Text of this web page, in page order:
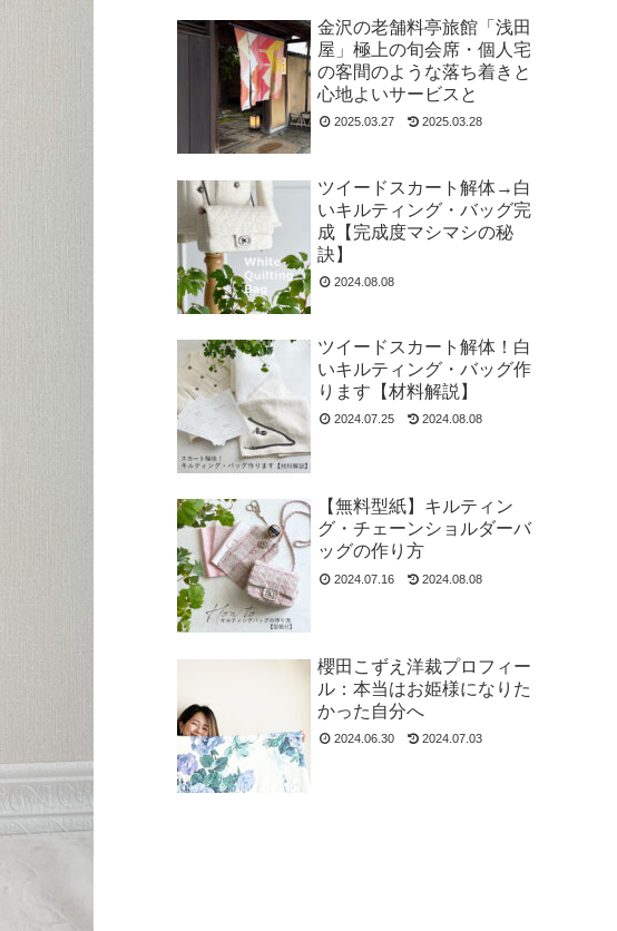
金沢の老舗料亭旅館「浅田
屋」極上の旬会席・個人宅
の客間のような落ち着きと
心地よいサービスと
2025.03.27 2025.03.28
ツイードスカート解体→白
いキルティング・バッグ完
成【完成度マシマシの秘
訣】
2024.08.08
ツイードスカート解体！白
いキルティング・バッグ作
ります【材料解説】
2024.07.25 2024.08.08
【無料型紙】キルティン
グ・チェーンショルダーバ
ッグの作り方
2024.07.16 2024.08.08
櫻田こずえ洋裁プロフィー
ル：本当はお姫様になりた
かった自分へ
2024.06.30 2024.07.03